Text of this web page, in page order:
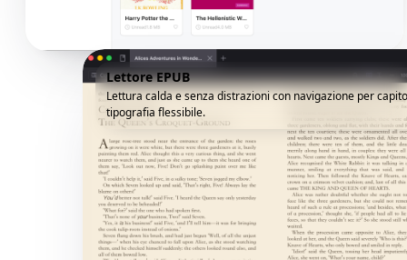
Lettore EPUB
Lettura calda e senza distrazioni con navigazione per
tipografia flessibile.